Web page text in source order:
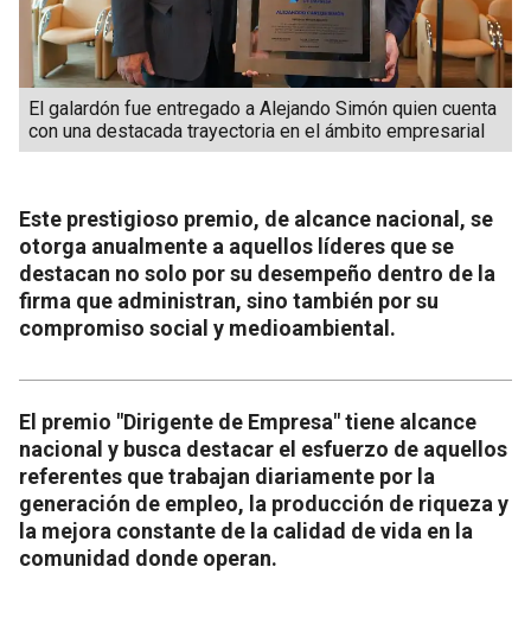
El galardón fue entregado a Alejando Simón quien cuenta
con una destacada trayectoria en el ámbito empresarial
Este prestigioso premio, de alcance nacional, se
otorga anualmente a aquellos líderes que se
destacan no solo por su desempeño dentro de la
firma que administran, sino también por su
compromiso social y medioambiental.
El premio "Dirigente de Empresa" tiene alcance
nacional y busca destacar el esfuerzo de aquellos
referentes que trabajan diariamente por la
generación de empleo, la producción de riqueza y
la mejora constante de la calidad de vida en la
comunidad donde operan.